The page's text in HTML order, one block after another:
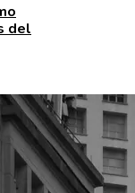
del